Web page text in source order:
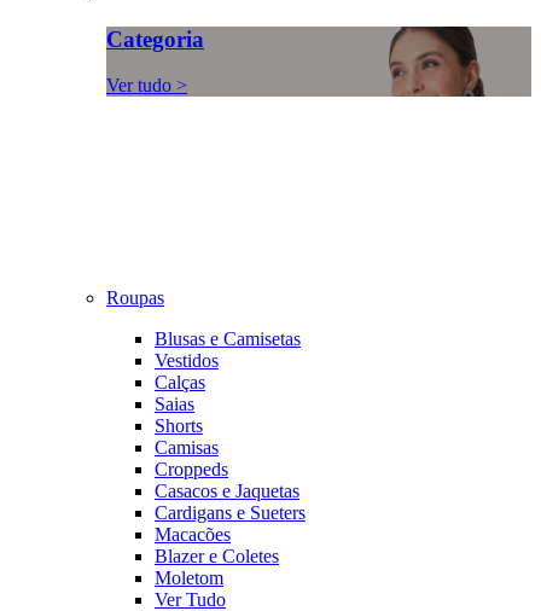
Categoria
Ver tudo >
Roupas
Blusas e Camisetas
Vestidos
Calças
Saias
Shorts
Camisas
Croppeds
Casacos e Jaquetas
Cardigans e Sueters
Macacões
Blazer e Coletes
Moletom
Ver Tudo